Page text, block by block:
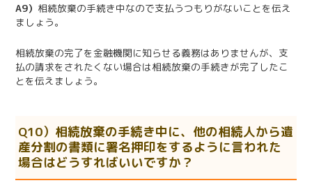
A9） 相続放棄の手続き中なので支払うつもりがないことを伝え
ましょう。
相続放棄の完了を金融機関に知らせる義務はありませんが、支
払の請求をされたくない場合は相続放棄の手続きが完了したこ
とを伝えましょう。
Q10）相続放棄の手続き中に、他の相続人から遺
産分割の書類に署名押印をするように言われた
場合はどうすればいいですか？